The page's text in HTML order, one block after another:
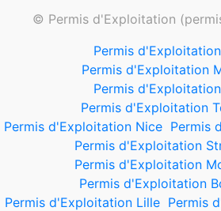
© Permis d'Exploitation
Permis
Permis d'Exploitation
Permis
Permis d'Exploitation
Permis d'Exploitation Nice Permis
Permis d'Exploitation
Permis d'Exploitation
Permis d'Exploitation
Permis d'Exploitation Lille Permis